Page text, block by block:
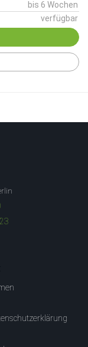
bis 6 Wochen
verfügbar